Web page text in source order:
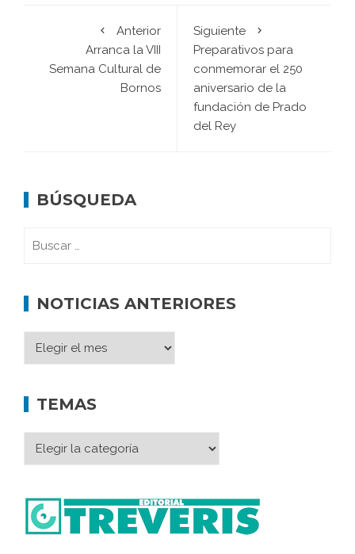
Anterior
Arranca la VIII
Semana Cultural de
Bornos
Siguiente
Preparativos para
conmemorar el 250
aniversario de la
fundación de Prado
del Rey
BÚSQUEDA
NOTICIAS ANTERIORES
TEMAS